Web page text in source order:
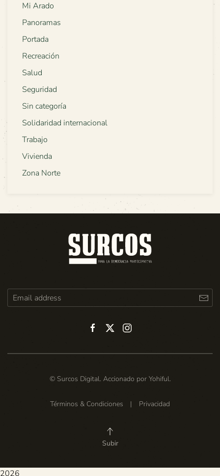
Mi Arado
Panoramas
Portada
Recreación
Salud
Seguridad
Sin categoría
Solidaridad internacional
Trabajo
Vivienda
Zona Norte
© Surcos Digital. Accionado por Yohiful.
Términos & Condiciones | Privacidad
Subir
2026